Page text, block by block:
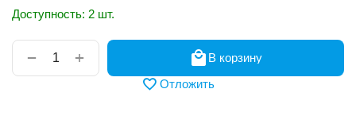
Доступность: 2 шт.
+
−
В корзину
Отложить